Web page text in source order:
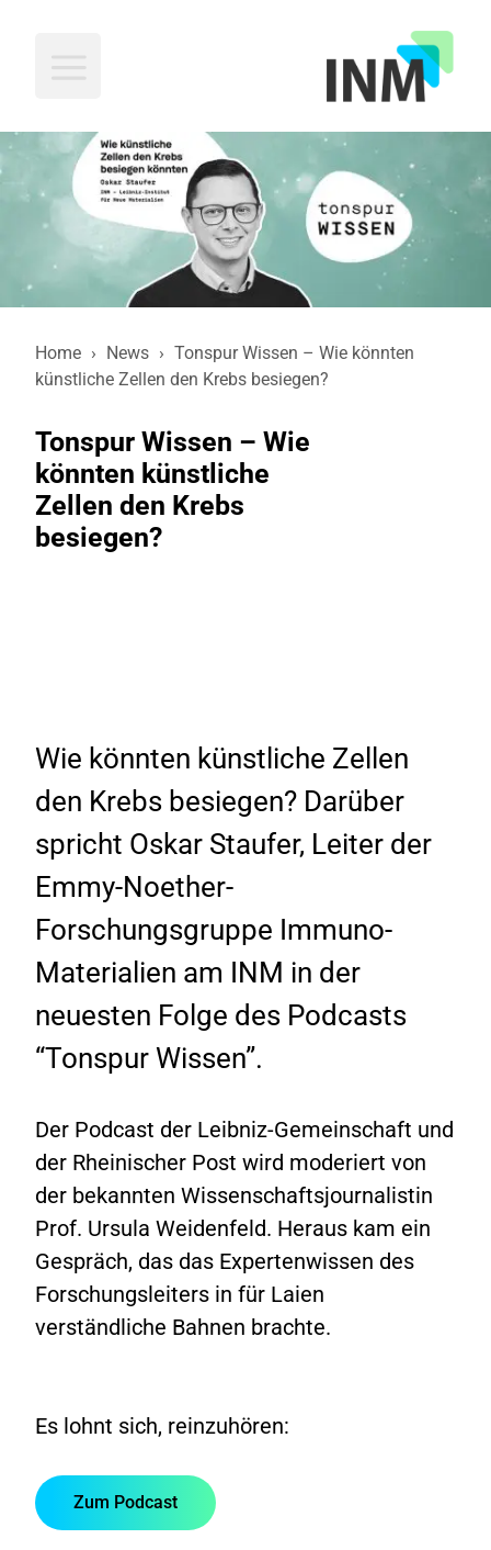
Home › News › Tonspur Wissen – Wie könnten
künstliche Zellen den Krebs besiegen?
Tonspur Wissen – Wie
könnten künstliche
Zellen den Krebs
besiegen?
Wie könnten künstliche Zellen
den Krebs besiegen? Darüber
spricht Oskar Staufer, Leiter der
Emmy-Noether-
Forschungsgruppe Immuno-
Materialien am INM in der
neuesten Folge des Podcasts
“Tonspur Wissen”.
Der Podcast der Leibniz-Gemeinschaft und
der Rheinischer Post wird moderiert von
der bekannten Wissenschaftsjournalistin
Prof. Ursula Weidenfeld. Heraus kam ein
Gespräch, das das Expertenwissen des
Forschungsleiters in für Laien
verständliche Bahnen brachte.
Es lohnt sich, reinzuhören:
Zum Podcast